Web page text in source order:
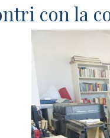
con la